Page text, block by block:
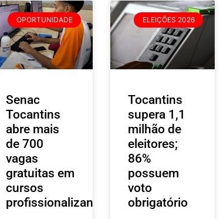
OPORTUNIDADE
Senac
Tocantins
abre mais
de 700
vagas
gratuitas em
cursos
profissionalizantes
ELEIÇÕES 2026
Tocantins
supera 1,1
milhão de
eleitores;
86%
possuem
voto
obrigatório